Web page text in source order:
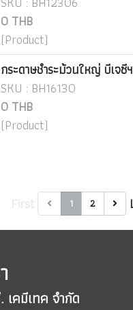
0 THB
(Product)
กระดาษชำระม้วนใหญ่ บีเจ
SKU : BH16130
0 THB
(Product)
1 2
เคมีเทค จำกัด